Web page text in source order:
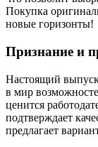
Покупка
новые горизонты!
Признание и
Настоящий
в мир
ценится
подтверждает
предлагает